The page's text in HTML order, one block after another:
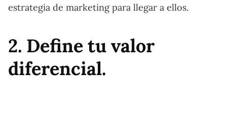
estrategia de marketing para llegar a ellos.
2. Define tu valor
diferencial.